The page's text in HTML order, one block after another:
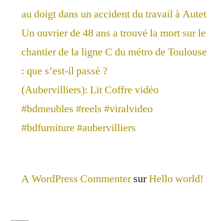
au doigt dans un accident du travail à Autet
Un ouvrier de 48 ans a trouvé la mort sur le
chantier de la ligne C du métro de Toulouse
: que s’est-il passé ?
(Aubervilliers): Lit Coffre vidéo
#bdmeubles #reels #viralvideo
#bdfurniture #aubervilliers
A WordPress CommentersurHello world!